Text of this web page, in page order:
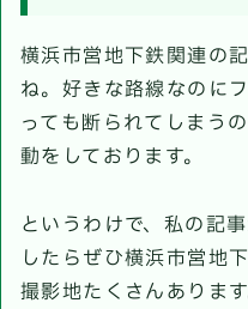
横浜市営地下鉄関連の
ね。好きな路線なのに
っても断られてしまう
動をしております。
というわけで、私の記
したらぜひ横浜市営地
撮影地たくさんありま